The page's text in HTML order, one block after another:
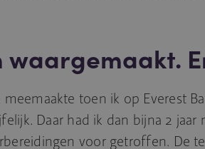
waargemaakt.
toen ik op Everest
Daar had ik dan bijna 2 jaar
voor getroffen. De